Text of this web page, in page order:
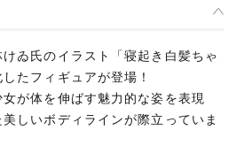
ゐ氏のイラスト「寝起き白髪ちゃ
たフィギュアが登場！
が体を伸ばす魅力的な姿を表現
しいボディラインが際立っていま